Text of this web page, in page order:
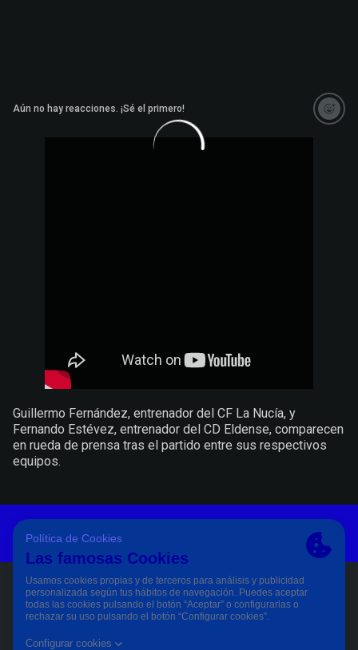
Aún no hay reacciones. ¡Sé el primero!
Guillermo Fernández, entrenador del CF La Nucía, y
Fernando Estévez, entrenador del CD Eldense, comparecen
en rueda de prensa tras el partido entre sus respectivos
equipos.